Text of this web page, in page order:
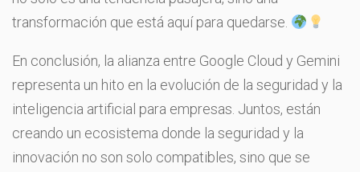
transformación que está aquí para quedarse.
En conclusión, la alianza entre Google Cloud y Gemini
representa un hito en la evolución de la seguridad y la
inteligencia artificial para empresas. Juntos, están
creando un ecosistema donde la seguridad y la
innovación no son solo compatibles, sino que se